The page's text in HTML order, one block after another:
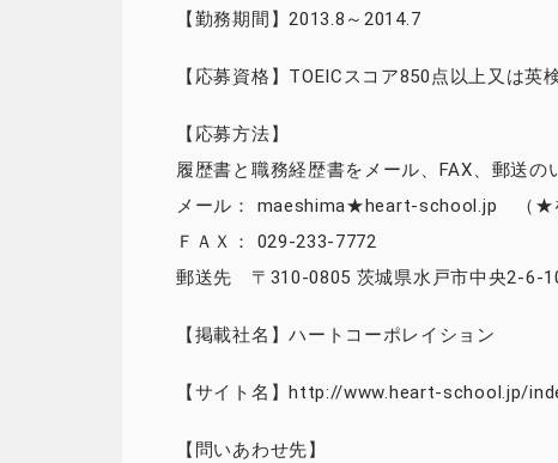
【勤務期間】2013.8～2014.7
【応募資格】TOEICスコア850点以上又は英
【応募方法】
履歴書と職務経歴書をメール、FAX、郵送の
メール： maeshima★heart-school.jp （★
ＦＡＸ： 029-233-7772
郵送先 〒310-0805 茨城県水戸市中央2-6-
【掲載社名】ハートコーポレイション
【サイト名】http://www.heart-school.jp/
【問いあわせ先】